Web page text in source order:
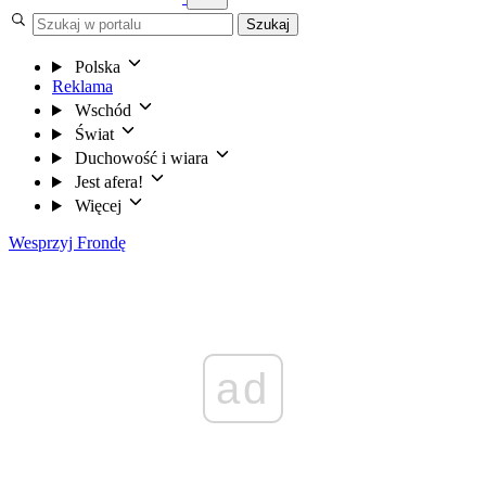
Szukaj
Polska
Reklama
Wschód
Świat
Duchowość i wiara
Jest afera!
Więcej
Wesprzyj Frondę
ad